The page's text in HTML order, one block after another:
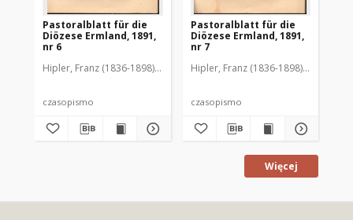
Pastoralblatt für die
Diözese Ermland, 1891,
nr 6
Hipler, Franz (1836-1898). Red.
czasopismo
Pastoralblatt für die
Diözese Ermland, 1891,
nr 7
Hipler, Franz (1836-1898). Red.
czasopismo
Więcej